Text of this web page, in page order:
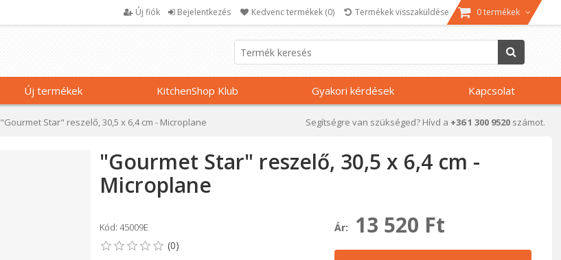
Új fiók Bejelentkezés Kedvenc termékek (0) Termékek visszaküldése 0 termékek
Új termékek KitchenShop Klub Gyakori kérdések Kapcsolat
"Gourmet Star" reszelő, 30,5 x 6,4 cm - Microplane Segítségre van szükséged? Hívd a +36 1 300 9520számot.
"Gourmet Star" reszelő, 30,5 x 6,4 cm -
Microplane
Kód: 45009E Ár: 13 520 Ft